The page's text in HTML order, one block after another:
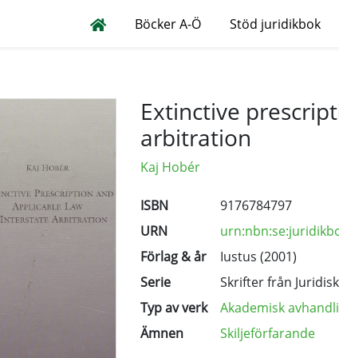
Böcker A-Ö Stöd juridikbok
Extinctive
arbitration
Kaj Hobér
ISBN
9176784797
URN
Förlag & år
Iustus (2001)
Serie
Skrifter från
Typ av verk
Akademisk
Ämnen
Skiljeförfarande